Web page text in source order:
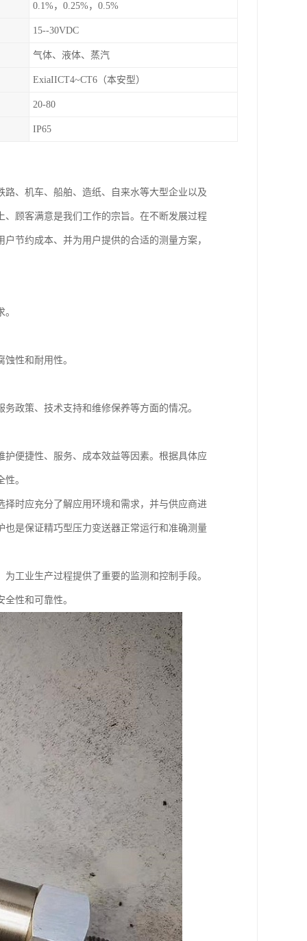
0.1%，0.25%，0.5%
15--30VDC
气体、液体、蒸汽
ExiaIICT4~CT6（本安型）
20-80
IP65
、机车、船舶、造纸、自来水等大型企业以及
顾客满意是我们工作的宗旨。在不断发展过程
节约成本、并为用户提供的合适的测量方案，
性和耐用性。
政策、技术支持和维修保养等方面的情况。
便捷性、服务、成本效益等因素。根据具体应
。
时应充分了解应用环境和需求，并与供应商进
是保证精巧型压力变送器正常运行和准确测量
工业生产过程提供了重要的监测和控制手段。
性和可靠性。